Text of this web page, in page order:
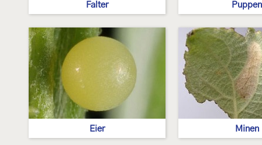
Falter Puppen
Eier Minen